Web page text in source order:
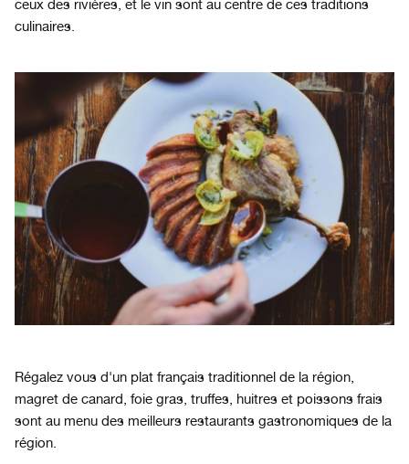
ceux des rivières, et le vin sont au centre de ces traditions
culinaires.
Régalez vous d'un plat français traditionnel de la région,
magret de canard, foie gras, truffes, huitres et poissons frais
sont au menu des meilleurs restaurants gastronomiques de la
région.